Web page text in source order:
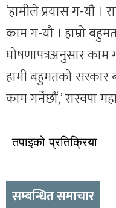
‘हामीले प्रयास ग-यौं ।
काम ग-यौ । हाम्रो
घोषणापत्रअनुसार
हामी बहुमतको सरकार
काम गर्नेछौं,’ रास्वपा
तपाइको प्रतिक्रिया
सम्बन्धित समाचार